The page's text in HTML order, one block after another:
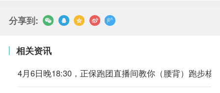
分享到:
相关资讯
4月6日晚18:30，正保跑团直播间教你（腰背）跑步核